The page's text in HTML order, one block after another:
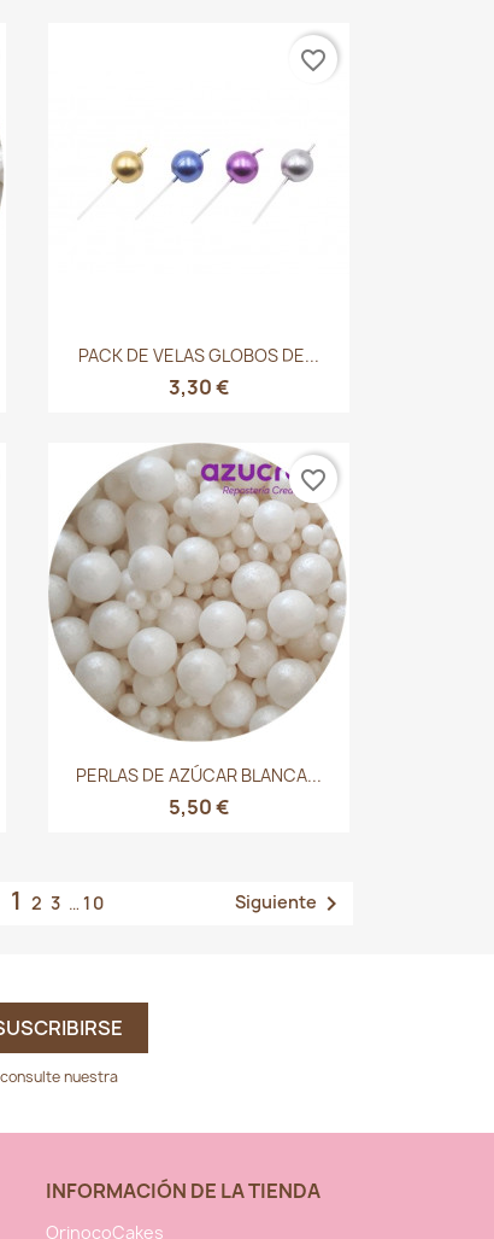
Vista rápida
PACK DE VELAS GLOBOS DE...
3,30 €
favorite_border
Vista rápida
PERLAS DE AZÚCAR BLANCA...
5,50 €
favorite_border
1 2 3 … 10 Siguiente 
nuestra
INFORMACIÓN DE LA TIENDA
OrinocoCakes